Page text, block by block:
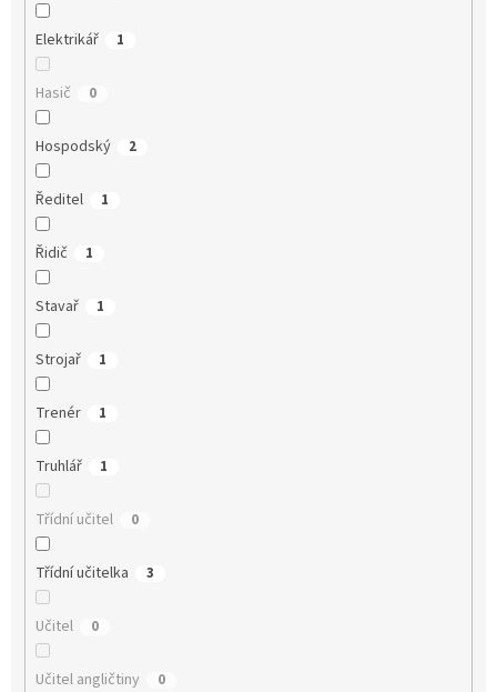
Elektrikář 1
Hasič 0
Hospodský 2
Ředitel 1
Řidič 1
Stavař 1
Strojař 1
Trenér 1
Truhlář 1
Třídní učitel 0
Třídní učitelka 3
Učitel 0
Učitel angličtiny 0